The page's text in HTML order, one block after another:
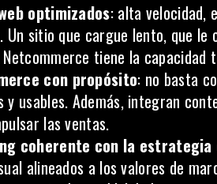
optimizados: alta velocidad,
Un sitio que cargue lento, que
tiene la capacidad
con propósito: no basta
y usables. Además, integran
las ventas.
coherente con la
alineados a los valores de